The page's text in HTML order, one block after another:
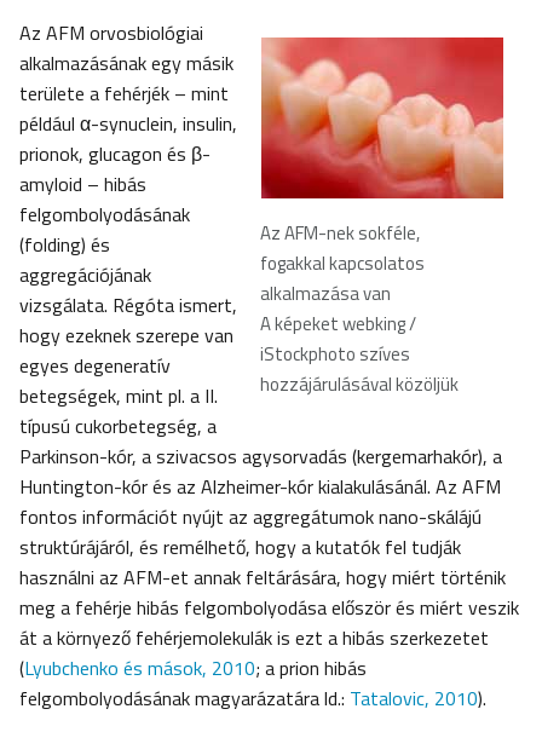
Az AFM-nek sokféle,
fogakkal kapcsolatos
alkalmazása van
A képeket webking /
iStockphoto szíves
hozzájárulásával közöljük
Az AFM orvosbiológiai
alkalmazásának egy másik
területe a fehérjék – mint
például α-synuclein, insulin,
prionok, glucagon és β-
amyloid – hibás
felgombolyodásának
(folding) és
aggregációjának
vizsgálata. Régóta ismert,
hogy ezeknek szerepe van
egyes degeneratív
betegségek, mint pl. a II.
típusú cukorbetegség, a
Parkinson-kór, a szivacsos agysorvadás (kergemarhakór), a
Huntington-kór és az Alzheimer-kór kialakulásánál. Az AFM
fontos információt nyújt az aggregátumok nano-skálájú
struktúrájáról, és remélhető, hogy a kutatók fel tudják
használni az AFM-et annak feltárására, hogy miért történik
meg a fehérje hibás felgombolyodása először és miért veszik
át a környező fehérjemolekulák is ezt a hibás szerkezetet
(Lyubchenko és mások, 2010; a prion hibás
felgombolyodásának magyarázatára ld.: Tatalovic, 2010).